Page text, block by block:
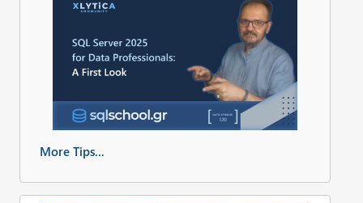
More Tips...